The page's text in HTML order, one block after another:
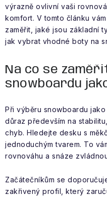
ZIMNÍ SPORTY
LETNÍ SPORTY
EXTRAS
BLOG Doprava a platba
Obchodní podmínky
výrazně ovlivní vaši
komfort. V tomto článku
zaměřit, jaké jsou základní
jak vybrat vhodné boty na
Na co se
snowboardu
Při výběru snowboardu
důraz především na
chyb. Hledejte desku s
jednoduchým tvarem. To
rovnováhu a snáze
Začátečníkům se
zakřivený profil, který